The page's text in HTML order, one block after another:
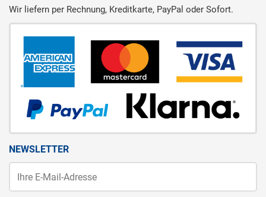
Wir liefern per Rechnung, Kreditkarte, PayPal oder Sofort.
NEWSLETTER